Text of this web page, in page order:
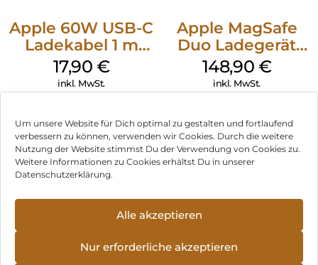
Um unsere Website für Dich optimal zu gestalten und fortlaufend
verbessern zu können, verwenden wir Cookies. Durch die weitere
Nutzung der Website stimmst Du der Verwendung von Cookies zu.
Weitere Informationen zu Cookies erhältst Du in unserer
Datenschutzerklärung.
Alle akzeptieren
Nur erforderliche akzeptieren
Apple 60W USB-C
Ladekabel 1 m
Weiß
17,90 €
inkl. MwSt.
Apple MagSafe
Duo Ladegerät
Weiß
148,90 €
inkl. MwSt.
Impressum